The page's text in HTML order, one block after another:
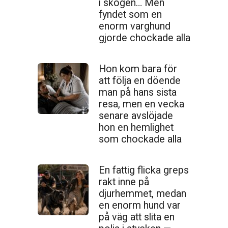
i skogen… Men
fyndet som en
enorm varghund
gjorde chockade alla
Hon kom bara för
att följa en döende
man på hans sista
resa, men en vecka
senare avslöjade
hon en hemlighet
som chockade alla
En fattig flicka greps
rakt inne på
djurhemmet, medan
en enorm hund var
på väg att slita en